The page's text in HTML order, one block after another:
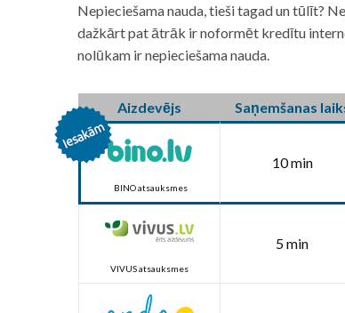
Nepieciešama nauda, tieši tagad un tūlīt?
dažkārt pat ātrāk ir noformēt kredītu
nolūkam ir nepieciešama nauda.
Aizdevējs Saņemšanas
BINO atsauksmes
10 min
VIVUS atsauksmes
5 min